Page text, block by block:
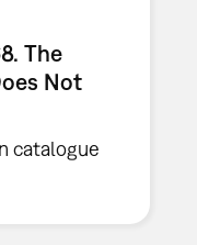
The
Not
catalogue